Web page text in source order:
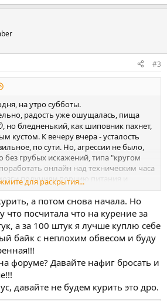
#3
на утро субботы.
радость уже ошущалась, пища
, но бледненький, как шиповник пахнет,
кустом. К вечеру вчера - усталость
по сути. Но, агрессии не было,
без грубых искажений, типа "кругом
онлайн над техническим часа
получили порцию питания и
сна тем не менее - не сделали
для радости, очевидно. Тибетская
уже неплохо, и на пробежке по
- разница со вчерашним была
а не просто показалась,
благодарности Богу, Кристине,
за парками, и так далее.
мне-нормальному, который с
для раскрытия...
а потом снова начала. Но
посчитала что на курение за
а за 100 штук я лучше куплю себе
байк с неплохим обвесом и буду
форуме? Давайте нафиг бросать и
давайте не будем курить это дро.